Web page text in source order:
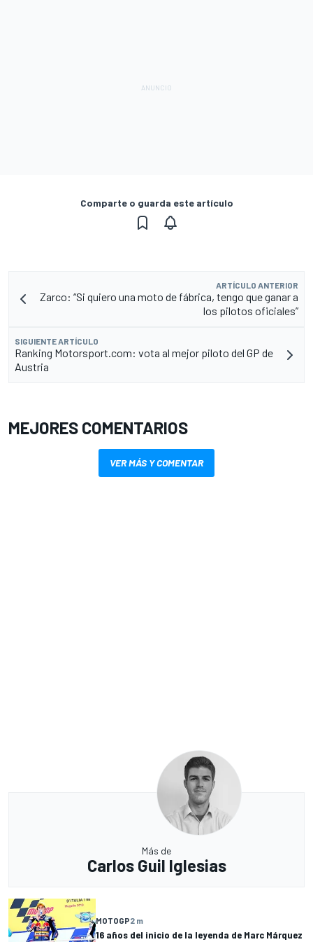
Comparte o guarda este artículo
ARTÍCULO ANTERIOR
Zarco: “Si quiero una moto de fábrica, tengo que ganar a
los pilotos oficiales”
SIGUIENTE ARTÍCULO
Ranking Motorsport.com: vota al mejor piloto del GP de
Austria
MEJORES COMENTARIOS
VER MÁS Y COMENTAR
Más de
Carlos Guil Iglesias
MOTOGP2 m
16 años del inicio de la leyenda de Marc Márquez